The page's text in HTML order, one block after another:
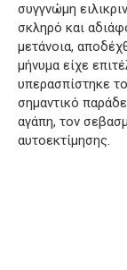
συγγνώμη
σκληρό και
μετάνοια,
μήνυμα είχε
υπερασπίστηκε
σημαντικό
αγάπη, τον
αυτοεκτίμησης.